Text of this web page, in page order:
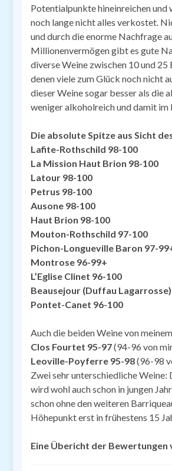
Potentialpunkte hineinreichen und
noch lange nicht alles verkostet.
und durch die enorme Nachfrage
Millionenvermögen gibt es gute
diverse Weine zwischen 10 und
denen viele zum Glück noch nicht
dieser Weine sogar besser als die
weniger alkoholreich und damit im
Die absolute Spitze aus Sicht
Lafite-Rothschild 98-100
La Mission Haut Brion 98-100
Latour 98-100
Petrus 98-100
Ausone 98-100
Haut Brion 98-100
Mouton-Rothschild 97-100
Pichon-Longueville Baron 97-
Montrose 96-99+
L’Eglise Clinet 96-100
Beausejour (Duffau
Pontet-Canet 96-100
Auch die beiden Weine von
Clos Fourtet 95-97(94-96 von
Leoville-Poyferre 95-98(96-98
Zwei sehr unterschiedliche Weine:
wird wohl auch schon in jungen
schon ohne den weiteren
Höhepunkt erst in frühestens 15
Eine Übericht der